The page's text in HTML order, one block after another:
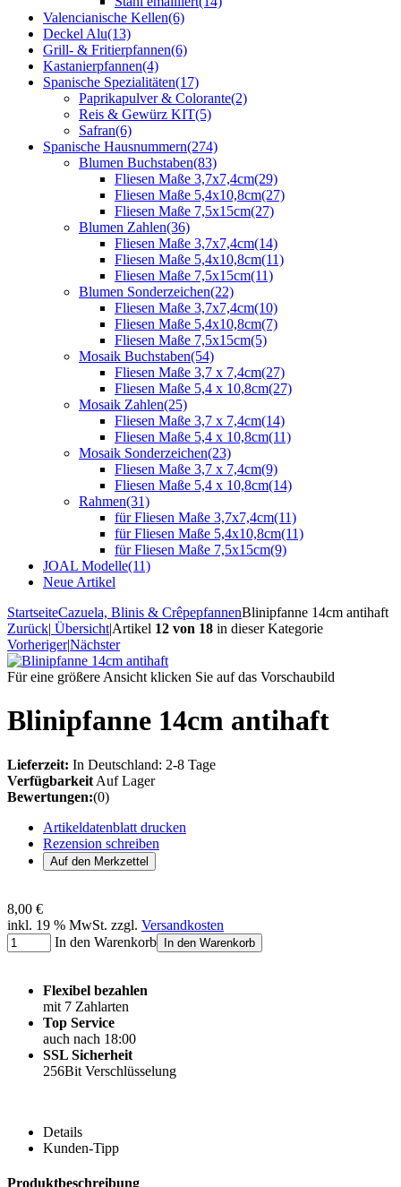
Valencianische Kellen(6)
Deckel Alu(13)
Grill- & Fritierpfannen(6)
Kastanierpfannen(4)
Spanische Spezialitäten(17)
Paprikapulver & Colorante(2)
Reis & Gewürz KIT(5)
Safran(6)
Spanische Hausnummern(274)
Blumen Buchstaben(83)
Fliesen Maße 3,7x7,4cm(29)
Fliesen Maße 5,4x10,8cm(27)
Fliesen Maße 7,5x15cm(27)
Blumen Zahlen(36)
Fliesen Maße 3,7x7,4cm(14)
Fliesen Maße 5,4x10,8cm(11)
Fliesen Maße 7,5x15cm(11)
Blumen Sonderzeichen(22)
Fliesen Maße 3,7x7,4cm(10)
Fliesen Maße 5,4x10,8cm(7)
Fliesen Maße 7,5x15cm(5)
Mosaik Buchstaben(54)
Fliesen Maße 3,7 x 7,4cm(27)
Fliesen Maße 5,4 x 10,8cm(27)
Mosaik Zahlen(25)
Fliesen Maße 3,7 x 7,4cm(14)
Fliesen Maße 5,4 x 10,8cm(11)
Mosaik Sonderzeichen(23)
Fliesen Maße 3,7 x 7,4cm(9)
Fliesen Maße 5,4 x 10,8cm(14)
Rahmen(31)
für Fliesen Maße 3,7x7,4cm(11)
für Fliesen Maße 5,4x10,8cm(11)
für Fliesen Maße 7,5x15cm(9)
JOAL Modelle(11)
Neue Artikel
StartseiteCazuela, Blinis & CrêpepfannenBlinipfanne 14cm antihaft
Zurück| Übersicht|Artikel 12 von 18 in dieser Kategorie
Vorheriger|Nächster
Für eine größere Ansicht klicken Sie auf das Vorschaubild
Blinipfanne 14cm antihaft
Lieferzeit: In Deutschland: 2-8 Tage
Verfügbarkeit Auf Lager
Bewertungen:(0)
Artikeldatenblatt drucken
Rezension schreiben
8,00 €
inkl. 19 % MwSt. zzgl. Versandkosten
In den Warenkorb
In den Warenkorb
Flexibel bezahlen
mit 7 Zahlarten
Top Service
auch nach 18:00
SSL Sicherheit
256Bit Verschlüsselung
Details
Kunden-Tipp
Produktbeschreibung